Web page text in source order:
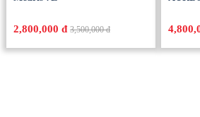
2,800,000 đ 3,500,000 đ